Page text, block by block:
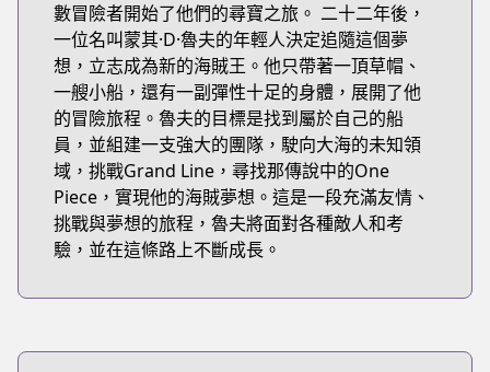
數冒險者開始了他們的尋寶之旅。 二十二年後，
一位名叫蒙其·D·魯夫的年輕人決定追隨這個夢
想，立志成為新的海賊王。他只帶著一頂草帽、
一艘小船，還有一副彈性十足的身體，展開了他
的冒險旅程。魯夫的目標是找到屬於自己的船
員，並組建一支強大的團隊，駛向大海的未知領
域，挑戰Grand Line，尋找那傳說中的One
Piece，實現他的海賊夢想。這是一段充滿友情、
挑戰與夢想的旅程，魯夫將面對各種敵人和考
驗，並在這條路上不斷成長。